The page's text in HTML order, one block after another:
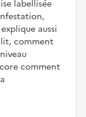
labellisée
aussi
comment
comment